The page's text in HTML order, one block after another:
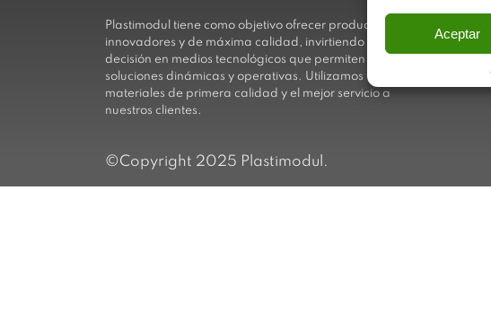
Aceptar
Plastimodul tiene como objetivo ofrecer productos
innovadores y de máxima calidad, invirtiendo con
decisión en medios tecnológicos que permiten aportar
soluciones dinámicas y operativas. Utilizamos
materiales de primera calidad y el mejor servicio a
nuestros clientes.
©Copyright 2025 Plastimodul.